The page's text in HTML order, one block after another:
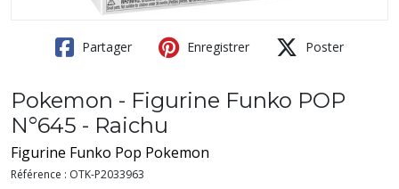
Partager Enregistrer Poster
Pokemon - Figurine Funko POP
N°645 - Raichu
Figurine Funko Pop Pokemon
Référence : OTK-P2033963